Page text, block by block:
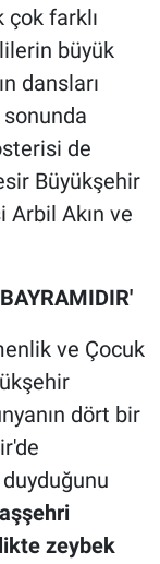
çok farklı
büyük
dansları
de
Büyükşehir
Arbil Akın ve
ve Çocuk
dört bir
zeybek